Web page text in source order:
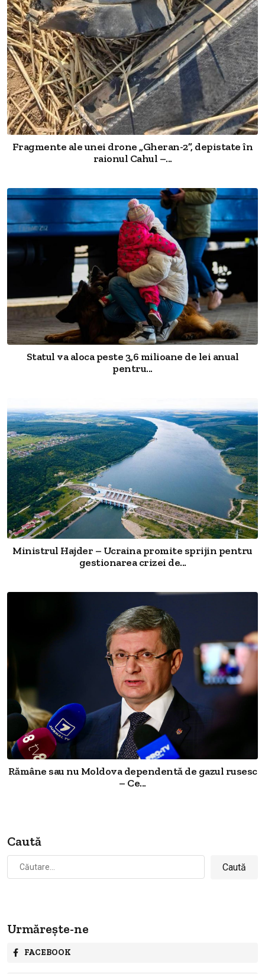
Fragmente ale unei drone „Gheran-2”, depistate în
raionul Cahul –...
Statul va aloca peste 3,6 milioane de lei anual
pentru...
Ministrul Hajder – Ucraina promite sprijin pentru
gestionarea crizei de...
Rămâne sau nu Moldova dependentă de gazul rusesc
– Ce...
Caută
după:
Urmărește-ne
FACEBOOK